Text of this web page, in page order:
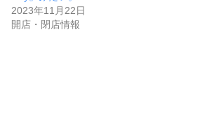
2023年11月22日
開店・閉店情報